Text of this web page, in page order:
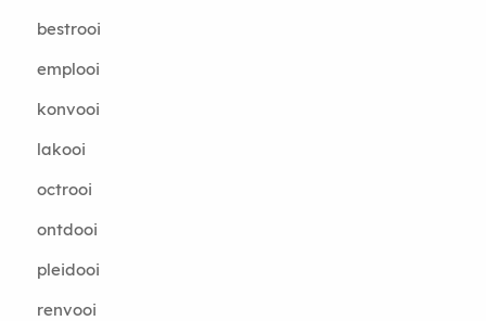
bestrooi
emplooi
konvooi
lakooi
octrooi
ontdooi
pleidooi
renvooi